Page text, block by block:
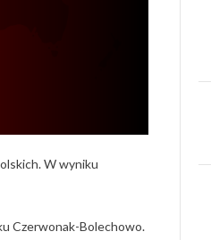
W wyniku
Czerwonak-Bolechowo.